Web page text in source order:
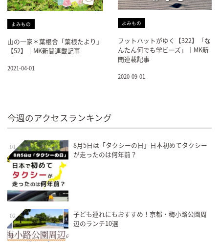
よみもの
山の一家＊葉根舎「葉根たより」
【52】｜MK新聞連載記事
2021-04-01
よみもの
フットハットがゆく【322】「な
んたん何でも学ビーズ」｜MK新
聞連載記事
2020-09-01
今週のアクセスランキング
01
8月5日は「タクシーの日」日本初めてタクシー
が走ったのは何年前？
02
子ども連れにもおすすめ！京都・梅小路公園周
辺のランチ10選